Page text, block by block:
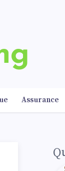
Assurance